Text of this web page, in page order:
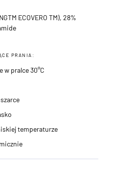
ECOVERO TM), 28%
PRANIA:
w pralce 30°C
temperaturze